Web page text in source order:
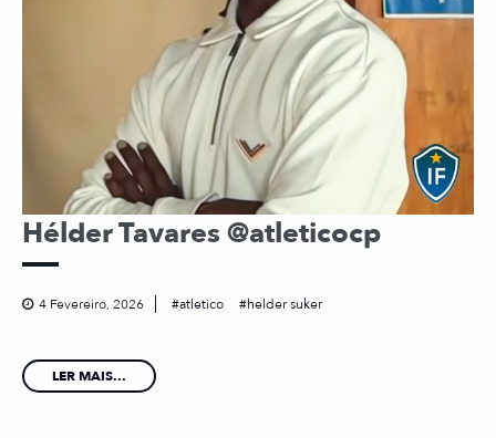
Hélder Tavares @atleticocp
4 Fevereiro, 2026 atletico helder suker
LER MAIS...